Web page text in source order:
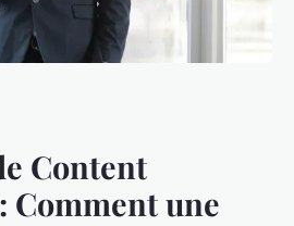
Content
Comment une